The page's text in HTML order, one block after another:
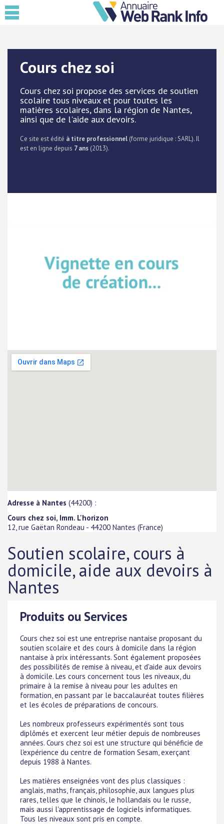
Cours chez soi
Cours chez soi propose des services de soutien
scolaire tous niveaux et pour toutes les
matières scolaires, dans la région de Nantes,
ainsi que de l'aide aux devoirs.
Ce site est édité à titre professionnel (forme juridique : SARL). Il
est en ligne depuis 7 ans (2013).
Adresse à Nantes (44200) :
Cours chez soi, Imm. L'horizon
12, rue Gaëtan Rondeau - 44200 Nantes (France)
Soutien scolaire, cours à
domicile, aide aux devoirs à
Nantes
Produits ou Services
Cours chez soi est une entreprise nantaise proposant du
soutien scolaire et des cours à domicile dans la région
nantaise à prix intéressants. Sont également proposées
des possibilités de remise à niveau, et d'aide aux devoirs
à domicile. Les cours concernent tous les niveaux, du
primaire à la remise à niveau pour les adultes en
formation, en passant par le baccalauréat toutes filières
et les écoles de préparations de concours.
Les nombreux professeurs expérimentés sont tous
diplômés et exercent leur métier depuis de nombreuses
années. Cours chez soi est une structure qui bénéficie de
l'expérience du centre de formation Sesam, exerçant
depuis 1988 à Nantes.
Les matières enseignées vont des plus classiques :
anglais, maths, français, philosophie, aux langues plus
rares, telles que le chinois, le hollandais ou le russe,
mais aussi l'apprentissage de logiciels informatiques.
Tous les niveaux sont pris en compte.